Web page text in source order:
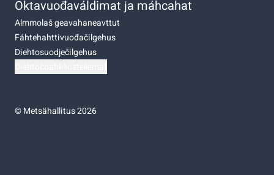
Oktavuođaváldimat ja máhcahat
Almmolaš geavahaneavttut
Fáhtehahttivuođačilgehus
Diehtosuodječilgehus
©Metsähallitus 2026